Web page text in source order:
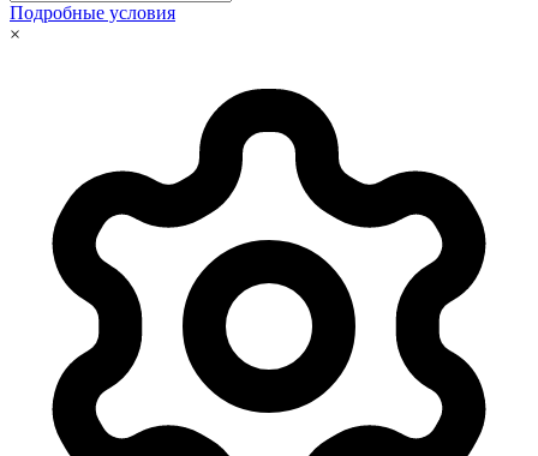
Подробные условия
×